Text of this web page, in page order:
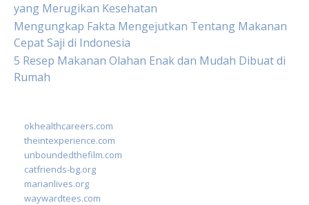
yang Merugikan Kesehatan
Mengungkap Fakta Mengejutkan Tentang Makanan
Cepat Saji di Indonesia
5 Resep Makanan Olahan Enak dan Mudah Dibuat di
Rumah
okhealthcareers.com
theintexperience.com
unboundedthefilm.com
catfriends-bg.org
marianlives.org
waywardtees.com